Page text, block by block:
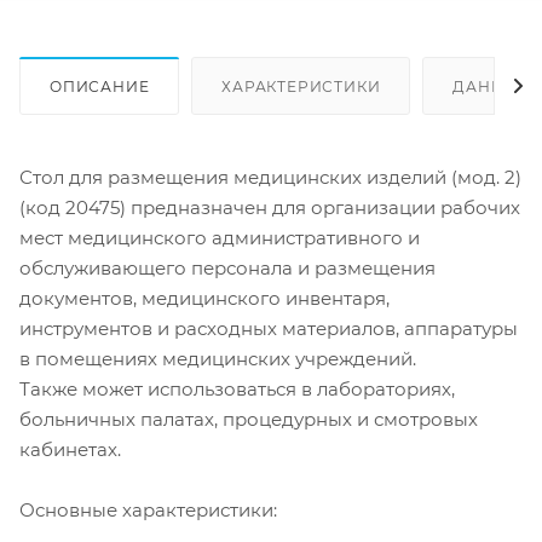
ОПИСАНИЕ ХАРАКТЕРИСТИКИ ДАННЫЕ
Стол для размещения медицинских изделий (мод. 2)
(код 20475) предназначен для организации рабочих
мест медицинского административного и
обслуживающего персонала и размещения
документов, медицинского инвентаря,
инструментов и расходных материалов, аппаратуры
в помещениях медицинских учреждений.
Также может использоваться в лабораториях,
больничных палатах, процедурных и смотровых
кабинетах.
Основные характеристики: